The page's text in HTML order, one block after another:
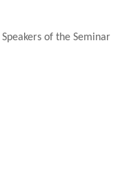
Speakers of the Seminar